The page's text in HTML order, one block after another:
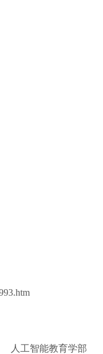
人工智能教育学部